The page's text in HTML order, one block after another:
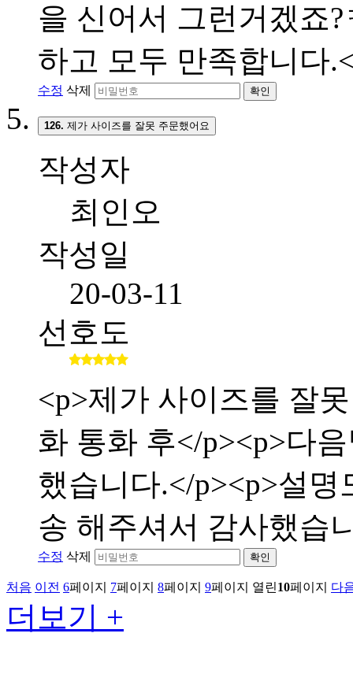
을 신어서 그런거겠죠
하고 모두 만족합니다
수정 삭제 확인
126. 제가 사이즈를 잘못 주문했어요
작성자
최인오
작성일
20-03-11
선호도
<p>제가 사이즈를 잘
화 통화 후</p><p>다
했습니다.</p><p>설
송 해주셔서 감사했습
수정 삭제 확인
처음 이전 6페이지 7페이지 8페이지 9페이지 열린10페이지 다
더보기 +